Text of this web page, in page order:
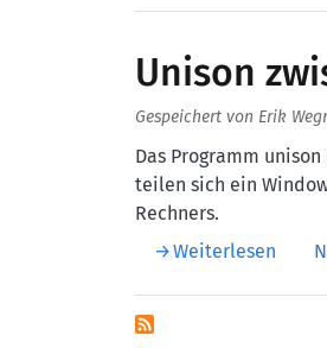
Unison
Gespeichert von Erik
Das Programm
teilen sich ein
Rechners.
Weiterlesen über